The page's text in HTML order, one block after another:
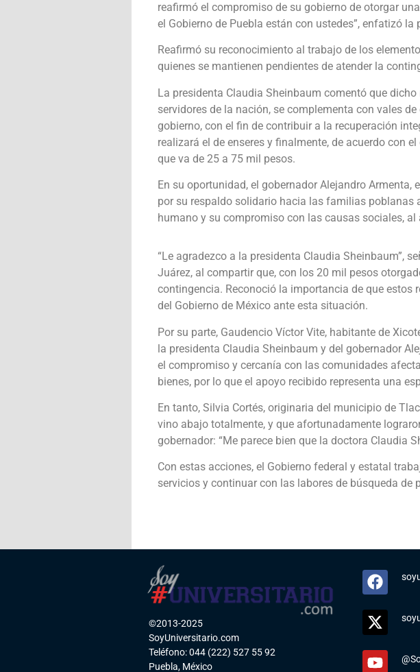
reafirmó el compromiso de su gobierno de otorgar
el Gobierno de Puebla están con ustedes”, enfatizó la
Reafirmó su reconocimiento al trabajo de los
quienes se mantienen pendientes de atender la
La presidenta Claudia Sheinbaum comentó que
servidores de la nación, se complementa con vales
gobierno, con el fin de contribuir a la recuperación
realizará el de enseres y finalmente, de acuerdo con
que va de 25 a 75 mil pesos.
En su oportunidad, el gobernador Alejandro
por su respaldo solidario hacia las familias poblanas
humano y su compromiso con las causas sociales,
“Le agradezco a la presidenta Claudia Sheinbaum”,
Juárez, al compartir que, con los 20 mil pesos
contingencia. Reconoció la importancia de que estos
del Gobierno de México ante esta situación.
Por su parte, Gaudencio Víctor Vite, habitante de
la presidenta Claudia Sheinbaum y del gobernador
el compromiso y cercanía con las comunidades
bienes, por lo que el apoyo recibido representa una
En tanto, Silvia Cortés, originaria del municipio de
vino abajo totalmente, y que afortunadamente
gobernador: “Me parece bien que la doctora Claudia
Con estas acciones, el Gobierno federal y estatal
servicios y continuar con las labores de búsqueda de
©2013-2025
SoyUniversitario.com
Teléfono: 044 (222) 527 55 92
Puebla, México